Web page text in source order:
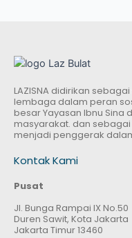
LAZISNA didirikan
lembaga dalam peran
besar Yayasan Ibnu
masyarakat. dan
menjadi penggerak
Kontak Kami
Pusat
Jl. Bunga Rampai IX No.50
Duren Sawit, Kota Jakarta
Jakarta Timur 13460